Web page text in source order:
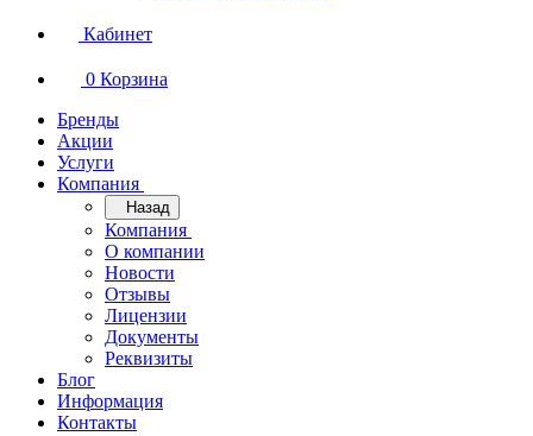
Кабинет
0 Корзина
Бренды
Акции
Услуги
Компания
Назад
Компания
О компании
Новости
Отзывы
Лицензии
Документы
Реквизиты
Блог
Информация
Контакты